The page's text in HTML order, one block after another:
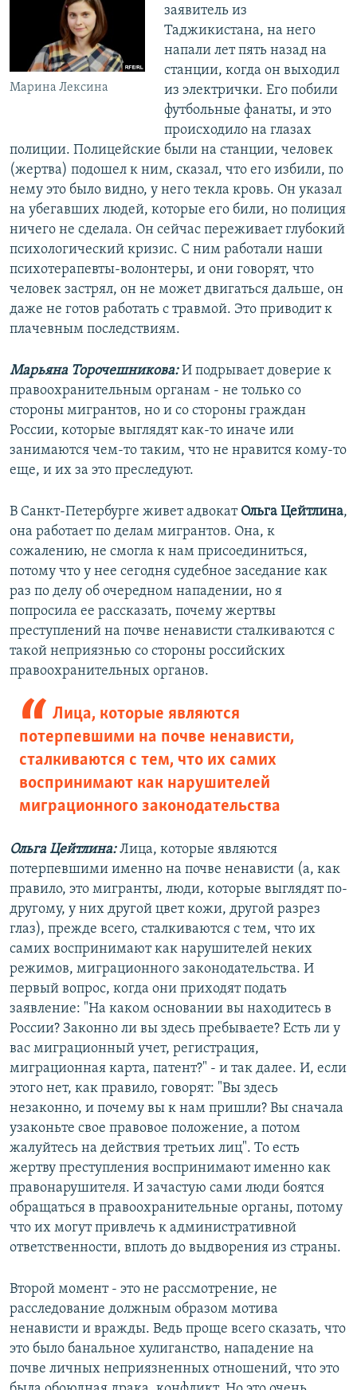
Марина Лексина
заявитель из
Таджикистана, на него
напали лет пять назад на
станции, когда он выходил
из электрички. Его побили
футбольные фанаты, и это
происходило на глазах
полиции. Полицейские были на станции, человек
(жертва) подошел к ним, сказал, что его избили, по
нему это было видно, у него текла кровь. Он указал
на убегавших людей, которые его били, но полиция
ничего не сделала. Он сейчас переживает глубокий
психологический кризис. С ним работали наши
психотерапевты-волонтеры, и они говорят, что
человек застрял, он не может двигаться дальше, он
даже не готов работать с травмой. Это приводит к
плачевным последствиям.
Марьяна Торочешникова:И подрывает доверие к
правоохранительным органам - не только со
стороны мигрантов, но и со стороны граждан
России, которые выглядят как-то иначе или
занимаются чем-то таким, что не нравится кому-то
еще, и их за это преследуют.
В Санкт-Петербурге живет адвокат Ольга Цейтлина,
она работает по делам мигрантов. Она, к
сожалению, не смогла к нам присоединиться,
потому что у нее сегодня судебное заседание как
раз по делу об очередном нападении, но я
попросила ее рассказать, почему жертвы
преступлений на почве ненависти сталкиваются с
такой неприязнью со стороны российских
правоохранительных органов.
Лица, которые являются
потерпевшими на почве ненависти,
сталкиваются с тем, что их самих
воспринимают как нарушителей
миграционного законодательства
Ольга Цейтлина:Лица, которые являются
потерпевшими именно на почве ненависти (а, как
правило, это мигранты, люди, которые выглядят по-
другому, у них другой цвет кожи, другой разрез
глаз), прежде всего, сталкиваются с тем, что их
самих воспринимают как нарушителей неких
режимов, миграционного законодательства. И
первый вопрос, когда они приходят подать
заявление: "На каком основании вы находитесь в
России? Законно ли вы здесь пребываете? Есть ли у
вас миграционный учет, регистрация,
миграционная карта, патент?" - и так далее. И, если
этого нет, как правило, говорят: "Вы здесь
незаконно, и почему вы к нам пришли? Вы сначала
узаконьте свое правовое положение, а потом
жалуйтесь на действия третьих лиц". То есть
жертву преступления воспринимают именно как
правонарушителя. И зачастую сами люди боятся
обращаться в правоохранительные органы, потому
что их могут привлечь к административной
ответственности, вплоть до выдворения из страны.
Второй момент - это не рассмотрение, не
расследование должным образом мотива
ненависти и вражды. Ведь проще всего сказать, что
это было банальное хулиганство, нападение на
почве личных неприязненных отношений, что это